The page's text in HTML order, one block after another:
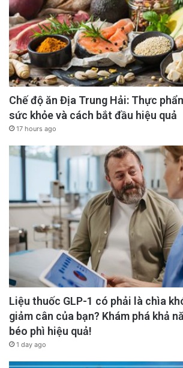
Chế độ ăn Địa Trung Hải: Thực
sức khỏe và cách bắt đầu hiệu quả
17 hours ago
Liệu thuốc GLP-1 có phải là chìa
giảm cân của bạn? Khám phá khả
béo phì hiệu quả!
1 day ago